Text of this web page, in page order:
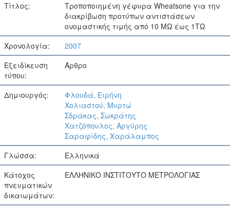
Τίτλος:
Τροποποιημένη γέφυρα Wheatsone για την
διακρίβωση προτύπων αντιστάσεων
ονομαστικής τιμής από 10 ΜΩ έως 1ΤΩ
Χρονολογία:
2007
Εξειδίκευση
τύπου:
Άρθρο
Δημιουργός:
Φλουδά, Ειρήνη
Χολιαστού, Μυρτώ
Σδράκας, Σωκράτης
Χατζόπουλος, Αργύρης
Σαραφίδης, Χαράλαμπος
Γλώσσα:
Ελληνικά
Κάτοχος
πνευματικών
δικαιωμάτων:
ΕΛΛΗΝΙΚΟ ΙΝΣΤΙΤΟΥΤΟ ΜΕΤΡΟΛΟΓΙΑΣ